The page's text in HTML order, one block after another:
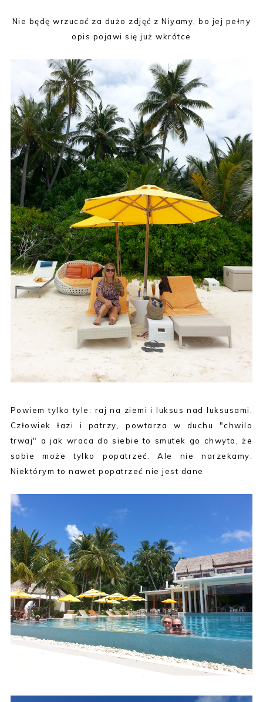
Nie będę wrzucać za dużo zdjęć z Niyamy, bo jej pełny
opis pojawi się już wkrótce
Powiem tylko tyle: raj na ziemi i luksus nad luksusami.
Człowiek łazi i patrzy, powtarza w duchu "chwilo
trwaj" a jak wraca do siebie to smutek go chwyta, że
sobie może tylko popatrzeć. Ale nie narzekamy.
Niektórym to nawet popatrzeć nie jest dane